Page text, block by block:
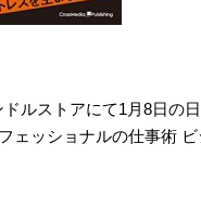
ルストアにて1月8日の
ェッショナルの仕事術